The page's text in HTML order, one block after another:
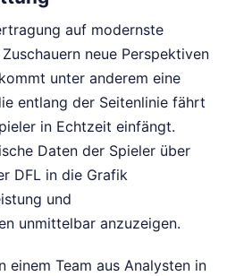
auf modernste
neue Perspektiven
unter anderem eine
entlang der Seitenlinie fährt
in Echtzeit einfängt.
Daten der Spieler über
DFL in die Grafik
und
unmittelbar anzuzeigen.
einem Team aus Analysten in